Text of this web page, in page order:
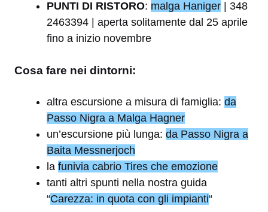
PUNTI DI RISTORO: malga Haniger | 348
2463394 | aperta solitamente dal 25 aprile
fino a inizio novembre
Cosa fare nei dintorni:
altra escursione a misura di famiglia: da
Passo Nigra a Malga Hagner
un’escursione più lunga: da Passo Nigra a
Baita Messnerjoch
la funivia cabrio Tires che emozione
tanti altri spunti nella nostra guida
“Carezza: in quota con gli impianti“